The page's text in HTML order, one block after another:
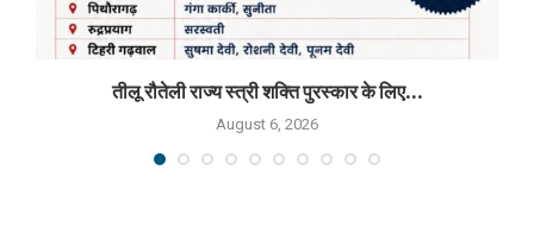
तीलू रौतेली राज्य स्त्री शक्ति पुरस्कार के लिए...
August 6, 2026